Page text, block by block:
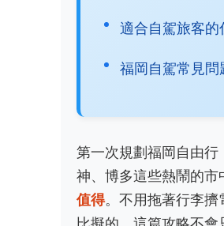
適合自駕旅客的
福岡自駕常見問
第一次規劃福岡自由
神、博多這些熱鬧的
值得。不用拖著行李擠